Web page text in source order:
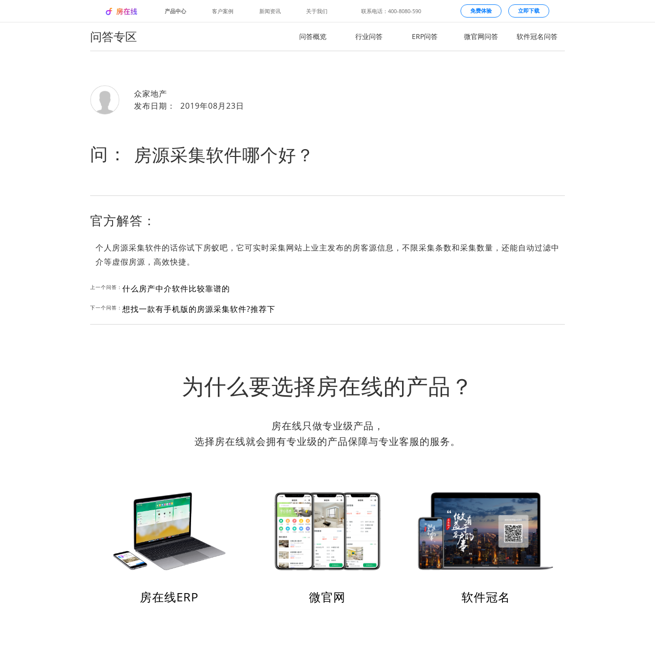
产品中心 客户案例 新闻资讯 关于我们 联系电话：400-8080-590 免费体验 立即下载
问答专区 问答概览 行业问答 ERP问答 微官网问答 软件冠名问答
众家地产
发布日期： 2019年08月23日
问： 房源采集软件哪个好？
官方解答：
个人房源采集软件的话你试下房蚁吧，它可实时采集网站上业主发布的房客源信息，不限采集条数和采集数量，还能自动过滤中
介等虚假房源，高效快捷。
上一个问答： 什么房产中介软件比较靠谱的
下一个问答： 想找一款有手机版的房源采集软件?推荐下
为什么要选择房在线的产品？
房在线只做专业级产品，
选择房在线就会拥有专业级的产品保障与专业客服的服务。
房在线ERP 微官网 软件冠名